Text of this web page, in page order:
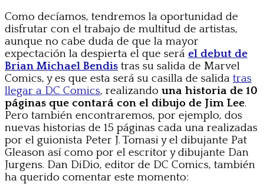
Como decíamos, tendremos la oportunidad de
disfrutar con el trabajo de multitud de artistas,
aunque no cabe duda de que la mayor
expectación la despierta el que será el debut de
Brian Michael Bendis tras su salida de Marvel
Comics, y es que esta será su casilla de salida tras
llegar a DC Comics, realizando una historia de 10
páginas que contará con el dibujo de Jim Lee.
Pero también encontraremos, por ejemplo, dos
nuevas historias de 15 páginas cada una realizadas
por el guionista Peter J. Tomasi y el dibujante Pat
Gleason así como por el escritor y dibujante Dan
Jurgens. Dan DiDio, editor de DC Comics, también
ha querido comentar este momento: